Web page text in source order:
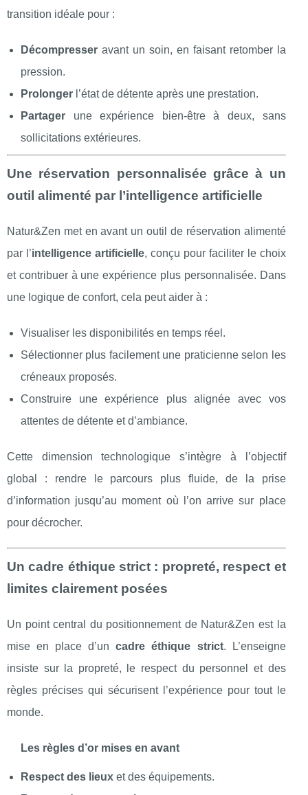
transition idéale pour :
Décompresser avant un soin, en faisant retomber la
pression.
Prolonger l’état de détente après une prestation.
Partager une expérience bien-être à deux, sans
sollicitations extérieures.
Une réservation personnalisée grâce à un
outil alimenté par l’intelligence artificielle
Natur&Zen met en avant un outil de réservation alimenté
par l’intelligence artificielle, conçu pour faciliter le choix
et contribuer à une expérience plus personnalisée. Dans
une logique de confort, cela peut aider à :
Visualiser les disponibilités en temps réel.
Sélectionner plus facilement une praticienne selon les
créneaux proposés.
Construire une expérience plus alignée avec vos
attentes de détente et d’ambiance.
Cette dimension technologique s’intègre à l’objectif
global : rendre le parcours plus fluide, de la prise
d’information jusqu’au moment où l’on arrive sur place
pour décrocher.
Un cadre éthique strict : propreté, respect et
limites clairement posées
Un point central du positionnement de Natur&Zen est la
mise en place d’uncadre éthique strict. L’enseigne
insiste sur la propreté, le respect du personnel et des
règles précises qui sécurisent l’expérience pour tout le
monde.
Les règles d’or mises en avant
Respect des lieux et des équipements.